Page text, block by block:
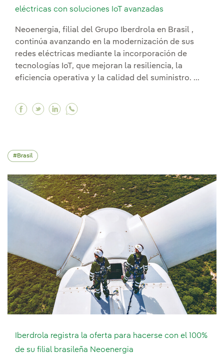
eléctricas con soluciones IoT avanzadas
Neoenergia, filial del Grupo Iberdrola en Brasil ,
continúa avanzando en la modernización de sus
redes eléctricas mediante la incorporación de
tecnologías IoT, que mejoran la resiliencia, la
eficiencia operativa y la calidad del suministro. ...
Facebook Neoenergia refuerza la
Twitter Neoenergia refuerza la
Linkedin Neoenergia refuerza la
Brasil
Iberdrola registra la oferta para hacerse con el 100%
de su filial brasileña Neoenergia